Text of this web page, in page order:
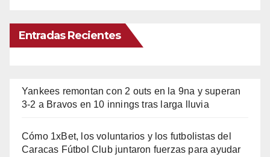
Entradas Recientes
Yankees remontan con 2 outs en la 9na y superan
3-2 a Bravos en 10 innings tras larga lluvia
Cómo 1xBet, los voluntarios y los futbolistas del
Caracas Fútbol Club juntaron fuerzas para ayudar